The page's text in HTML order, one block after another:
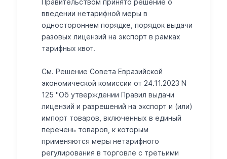
введении нетарифной меры в
одностороннем порядке, порядок выдачи
разовых лицензий на экспорт в рамках
тарифных квот.
См. Решение Совета Евразийской
экономической комиссии от 24.11.2023 N
125 "Об утверждении Правил выдачи
лицензий и разрешений на экспорт и (или)
импорт товаров, включенных в единый
перечень товаров, к которым
применяются меры нетарифного
регулирования в торговле с третьими